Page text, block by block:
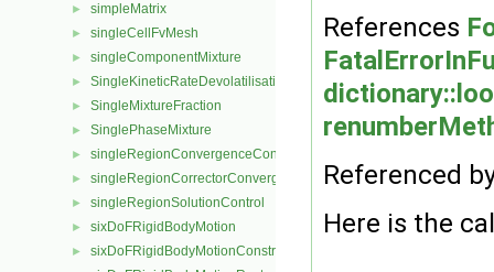
► simpleMatrix
► singleCellFvMesh
► singleComponentMixture
► SingleKineticRateDevolatilisation
► SingleMixtureFraction
► SinglePhaseMixture
► singleRegionConvergenceControl
► singleRegionCorrectorConvergenceControl
► singleRegionSolutionControl
► sixDoFRigidBodyMotion
► sixDoFRigidBodyMotionConstraint
References
Referenced
Here is the